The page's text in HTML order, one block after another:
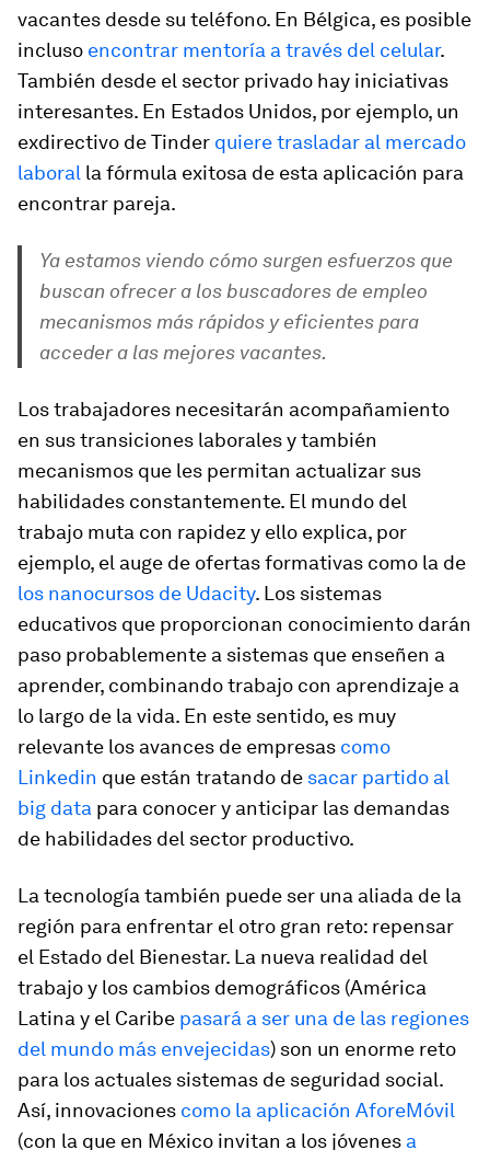
vacantes desde su teléfono. En Bélgica, es posible
incluso encontrar mentoría a través del celular.
También desde el sector privado hay iniciativas
interesantes. En Estados Unidos, por ejemplo, un
exdirectivo de Tinder quiere trasladar al mercado
laboral la fórmula exitosa de esta aplicación para
encontrar pareja.
Ya estamos viendo cómo surgen esfuerzos que
buscan ofrecer a los buscadores de empleo
mecanismos más rápidos y eficientes para
acceder a las mejores vacantes.
Los trabajadores necesitarán acompañamiento
en sus transiciones laborales y también
mecanismos que les permitan actualizar sus
habilidades constantemente. El mundo del
trabajo muta con rapidez y ello explica, por
ejemplo, el auge de ofertas formativas como la de
los nanocursos de Udacity. Los sistemas
educativos que proporcionan conocimiento darán
paso probablemente a sistemas que enseñen a
aprender, combinando trabajo con aprendizaje a
lo largo de la vida. En este sentido, es muy
relevante los avances de empresas como
Linkedin que están tratando de sacar partido al
big data para conocer y anticipar las demandas
de habilidades del sector productivo.
La tecnología también puede ser una aliada de la
región para enfrentar el otro gran reto: repensar
el Estado del Bienestar. La nueva realidad del
trabajo y los cambios demográficos (América
Latina y el Caribe pasará a ser una de las regiones
del mundo más envejecidas) son un enorme reto
para los actuales sistemas de seguridad social.
Así, innovaciones como la aplicación AforeMóvil
(con la que en México invitan a los jóvenes a